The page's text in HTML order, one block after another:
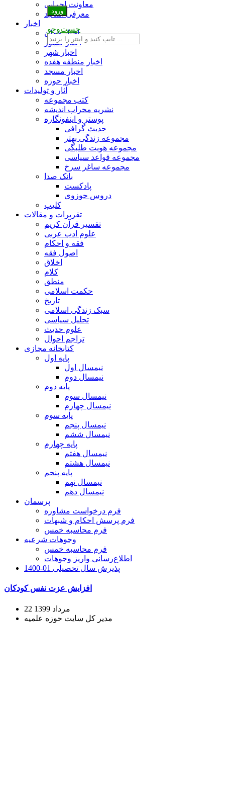
معاونت اجرایی
معرفی اساتید
اخبار
اخبار جهان
اخبار کشور
اخبار شهر
اخبار منطقه هفده
اخبار مسجد
اخبار حوزه
آثار و تولیدات
کتب مجموعه
نشریه محراب اندیشه
پوستر و اینفونگاره
حدیث گرافی
مجموعه زندگی بهتر
مجموعه هویت طلبگی
مجموعه قواعد سیاسی
مجموعه ساغر سرخ
بانک صدا
پادکست
دروس حوزوی
کلیپ
تقریرات و مقالات
تفسیر قرآن کریم
علوم ادب عربی
فقه و احکام
اصول فقه
اخلاق
کلام
منطق
حکمت اسلامی
تاریخ
سبک زندگی اسلامی
تحلیل سیاسی
علوم حدیث
تراجم احوال
کتابخانه مجازی
پایه اول
نیمسال اول
نیمسال دوم
پایه دوم
نیمسال سوم
نیمسال چهارم
پایه سوم
نیمسال پنجم
نیمسال ششم
پایه چهارم
نیمسال هفتم
نیمسال هشتم
پایه پنجم
نیمسال نهم
نیمسال دهم
پرسمان
فرم درخواست مشاوره
فرم پرسش احکام و شبهات
فرم محاسبه خمس
وجوهات شرعیه
فرم محاسبه خمس
اطلاع‌رسانی واریز وجوهات
پذیرش سال تحصیلی 01-1400
جست‌وجو
افزایش عزت نفس کودکان
22 مرداد 1399
مدیر کل سایت حوزه علمیه